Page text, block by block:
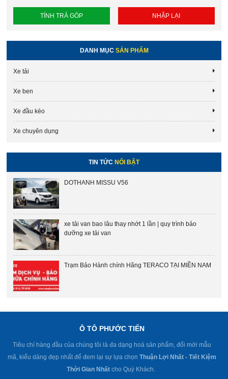
DANH MỤC SẢN PHẨM
Xe tải
Xe ben
Xe đầu kéo
Xe chuyên dụng
TIN TỨC NỔI BẬT
DOTHANH MISSU V56
xe tải van bao lâu thay nhớt 1 lần | quy trình bảo
dưỡng xe tải van
Trạm Bảo Hành chính Hãng TERACO TẠI MIỀN NAM
Ô TÔ PHƯỚC TIẾN
Tiêu chí hàng đầu của chúng tôi là đa dạng hoá sản phẩm, đổi mới mẫu
mã, kiểu dáng đẹp nhất để đem lại sự lựa chọn Thuận Lợi Nhất - Tiết Kiệm
Thời Gian Nhất cho Quý Khách.